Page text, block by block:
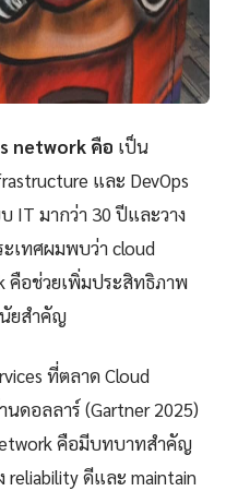
network คือ เป็น
และ DevOps
มากว่า 30 ปีและวาง
เทศผมพบว่า cloud
คือช่วยเพิ่มประสิทธิภาพ
ยสำคัญ
ที่ตลาด Cloud
ดอลลาร์ (Gartner 2025)
คือมีบทบาทสำคัญ
reliability ดีและ maintain